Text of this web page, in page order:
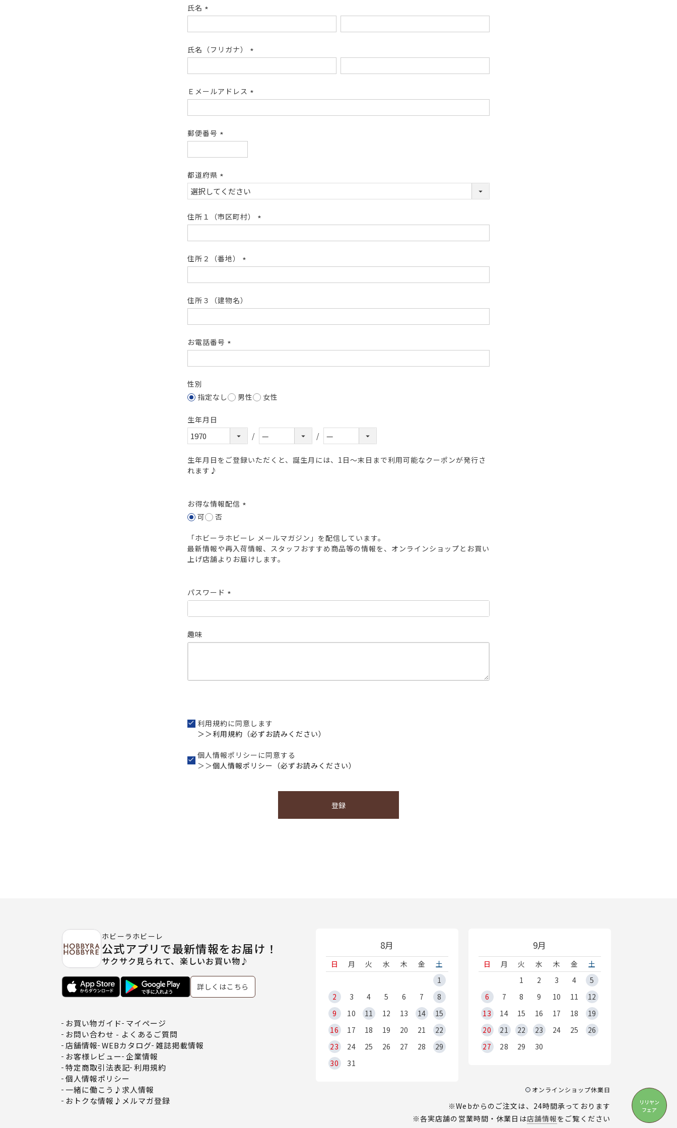
リリヤン
フェア
氏名
須)
氏名（フリガナ）
須)
Ｅメールアドレス
須)
郵便番号
須)
都道府県
(必
須)
住所１（市区町村）
須)
住所２（番地）
須)
住所３（建物名）
お電話番号
須)
性別
指定なし
男性 女性
生年月日
生年月日をご登録いただくと、誕生月には、1日～末日まで利用可能なクーポンが発行さ
れます♪
お得な情報配信
可 否
「ホビーラホビーレ メールマガジン」を配信しています。
最新情報や再入荷情報、スタッフおすすめ商品等の情報を、オンラインショップとお買い
上げ店舗よりお届けします。
パスワード
須)
趣味
利用規約に同意します
＞＞利用規約（必ずお読みください）
個人情報ポリシーに同意する
＞＞個人情報ポリシー（必ずお読みください）
登録
8月
日 月 火 水 木 金
土
1
2
3 4 5 6 7
8
9
10 11 12 13 14
15
16
17 18 19 20 21
22
23
24 25 26 27 28
29
30
31
9月
日 月 火 水 木 金
土
1
2 3 4
5
6
7 8 9 10 11
12
13
14 15 16 17 18
19
20
21 22 23 24 25
26
27
28 29 30
オンラインショップ休業日
※Webからのご注文は、24時間承っております
※各実店舗の営業時間・休業日は店舗情報をご覧ください
ホビーラホビーレ
公式アプリで最新情報をお届け！
サクサク見られて、楽しいお買い物♪
詳しくはこちら
お買い物ガイド マイページ
お問い合わせ - よくあるご質問
店舗情報 WEBカタログ 雑誌掲載情報
お客様レビュー 企業情報
特定商取引法表記 利用規約
個人情報ポリシー
一緒に働こう♪求人情報
おトクな情報♪メルマガ登録